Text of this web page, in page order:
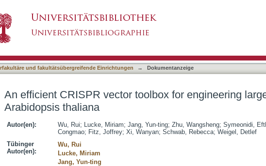
und fakultätsübergreifende Einrichtungen → Dokumentanzeige
An efficient CRISPR vector toolbox for engineering
Arabidopsis thaliana
Autor(en): Wu, Rui; Lucke, Miriam; Jang, Yun-ting; Zhu, Wangsheng; Symeonidi,
Congmao; Fitz, Joffrey; Xi, Wanyan; Schwab, Rebecca; Weigel, Detlef
Tübinger
Autor(en):
Wu, Rui
Lucke, Miriam
Jang, Yun-ting